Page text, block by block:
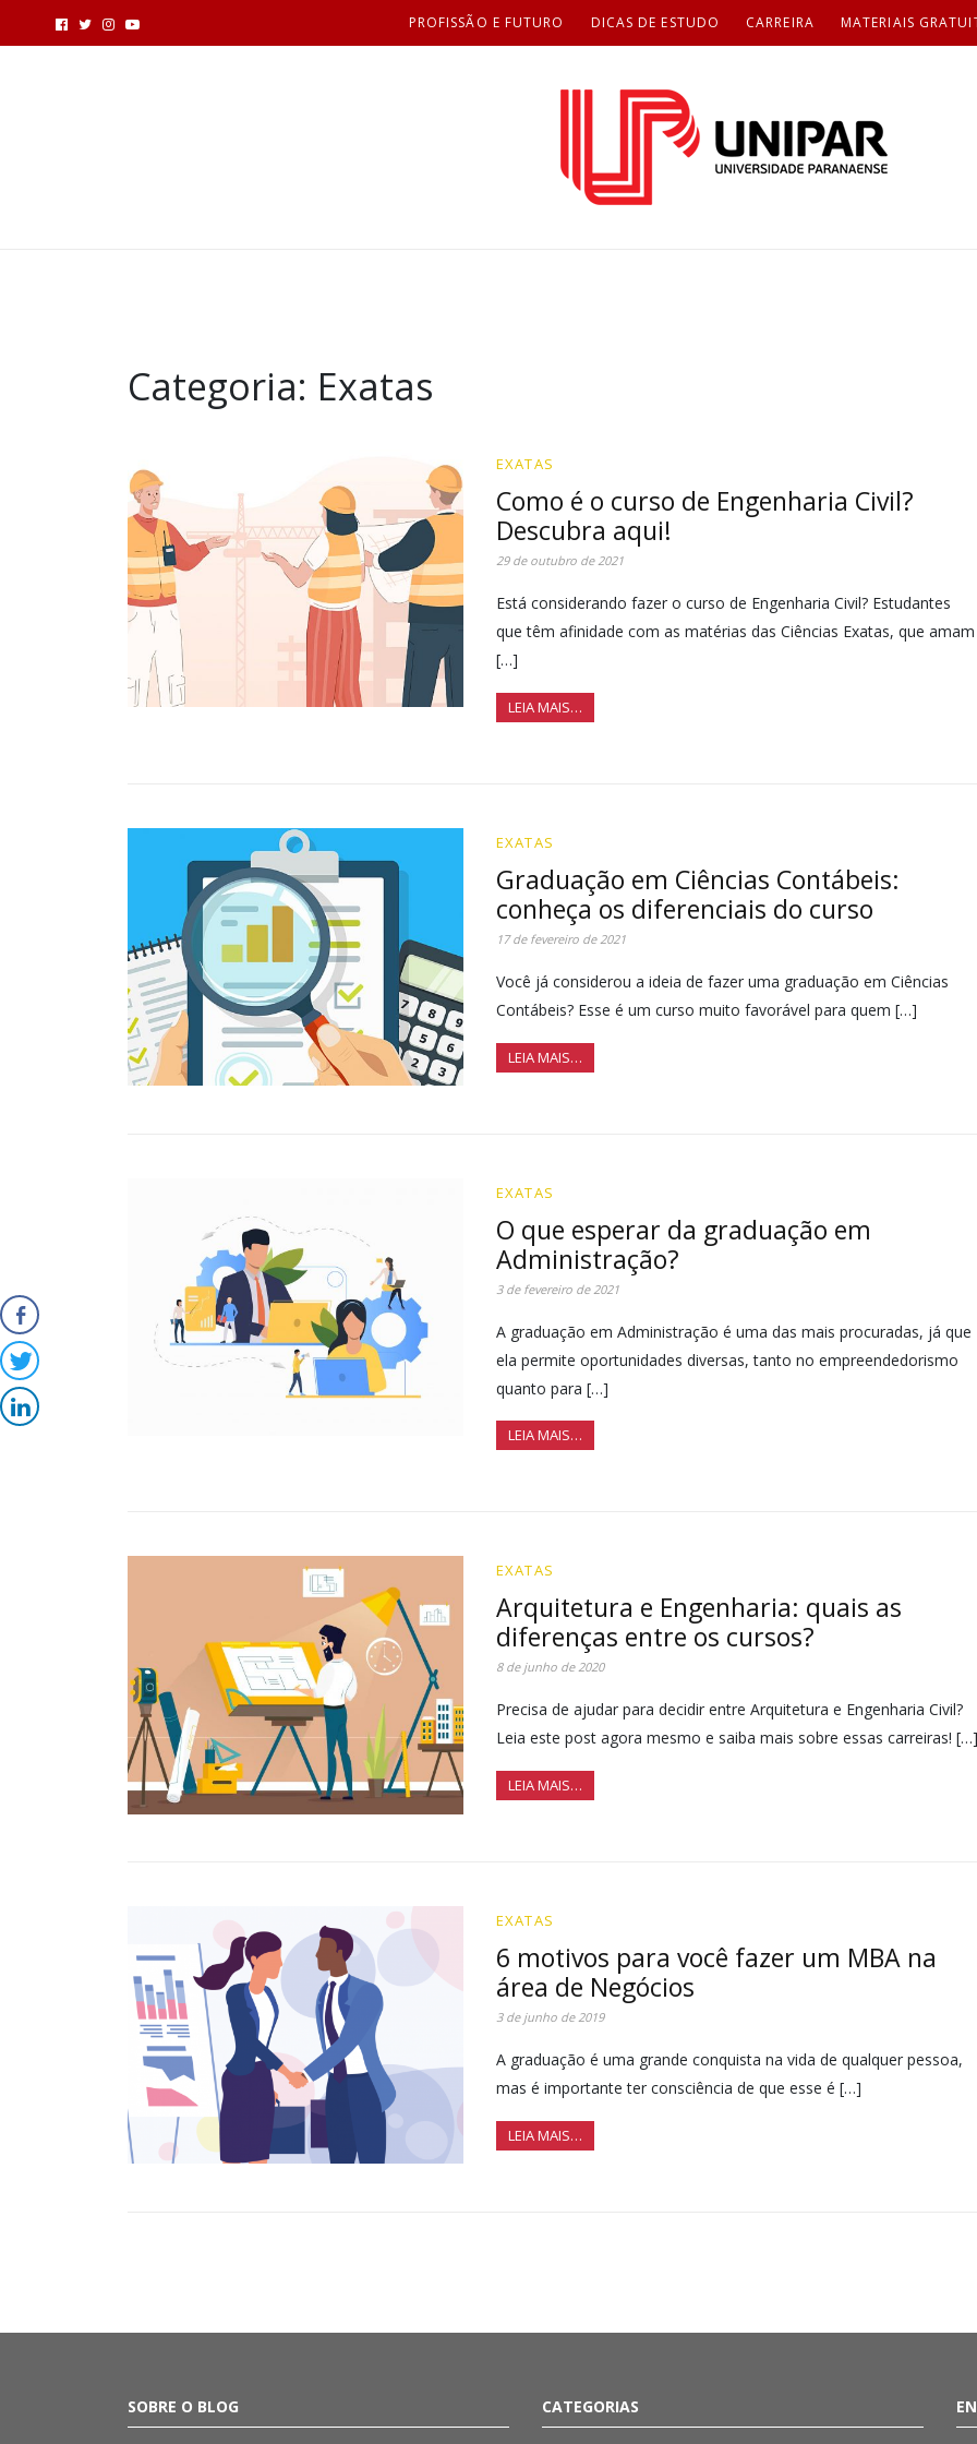
PROFISSÃO E FUTURO DICAS DE ESTUDO CARREIRA MATERIAIS
Categoria: Exatas
EXATAS
Como é o curso de Engenharia Civil?
Descubra aqui!
29 de outubro de 2021
Está considerando fazer o curso de Engenharia Civil? Estudantes
que têm afinidade com as matérias das Ciências Exatas, que amam
[…]
LEIA MAIS…
EXATAS
Graduação em Ciências Contábeis:
conheça os diferenciais do curso
17 de fevereiro de 2021
Você já considerou a ideia de fazer uma graduação em Ciências
Contábeis? Esse é um curso muito favorável para quem […]
LEIA MAIS…
EXATAS
O que esperar da graduação em
Administração?
3 de fevereiro de 2021
A graduação em Administração é uma das mais procuradas, já que
ela permite oportunidades diversas, tanto no empreendedorismo
quanto para […]
LEIA MAIS…
EXATAS
Arquitetura e Engenharia: quais as
diferenças entre os cursos?
8 de junho de 2020
Precisa de ajudar para decidir entre Arquitetura e Engenharia Civil?
Leia este post agora mesmo e saiba mais sobre essas carreiras! […]
LEIA MAIS…
EXATAS
6 motivos para você fazer um MBA na
área de Negócios
3 de junho de 2019
A graduação é uma grande conquista na vida de qualquer pessoa,
mas é importante ter consciência de que esse é […]
LEIA MAIS…
SOBRE O BLOG CATEGORIAS